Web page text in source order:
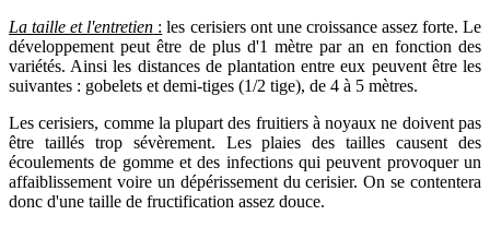
La taille et l'entretien : les cerisiers ont une croissance assez forte. Le
développement peut être de plus d'1 mètre par an en fonction des
variétés. Ainsi les distances de plantation entre eux peuvent être les
suivantes : gobelets et demi-tiges (1/2 tige), de 4 à 5 mètres.
Les cerisiers, comme la plupart des fruitiers à noyaux ne doivent pas
être taillés trop sévèrement. Les plaies des tailles causent des
écoulements de gomme et des infections qui peuvent provoquer un
affaiblissement voire un dépérissement du cerisier. On se contentera
donc d'une taille de fructification assez douce.